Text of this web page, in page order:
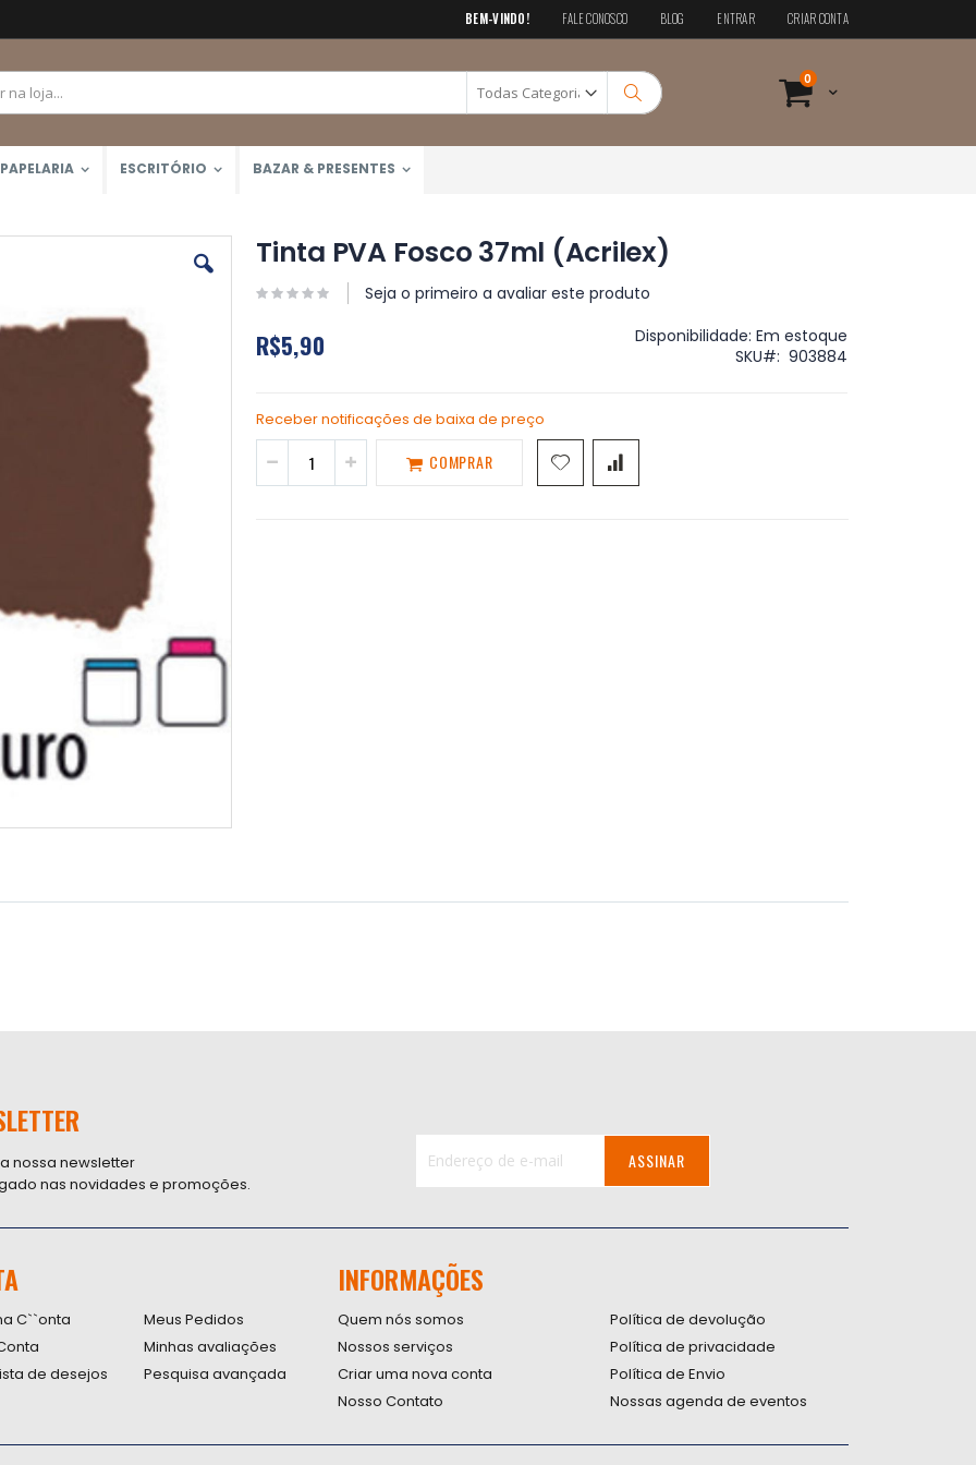
BEM-VINDO! FALE CONOSCO BLOG ENTRAR CRIAR CONTA
Cart
0 itens
Pesquisa
PAPELARIA ESCRITÓRIO BAZAR & PRESENTES
Tinta PVA Fosco 37ml (Acrilex)
Seja o primeiro a avaliar este produto
R$5,90 Disponibilidade: Em estoque
SKU
903884
Receber notificações de baixa de preço
COMPRAR
nossa newsletter
nas novidades e promoções.
nossa
Newsletter:
ASSINAR
C``onta
de desejos
Meus Pedidos
Minhas avaliações
Pesquisa avançada
INFORMAÇÕES
Quem nós somos
Nossos serviços
Criar uma nova conta
Nosso Contato
Política de devolução
Política de privacidade
Política de Envio
Nossas agenda de eventos